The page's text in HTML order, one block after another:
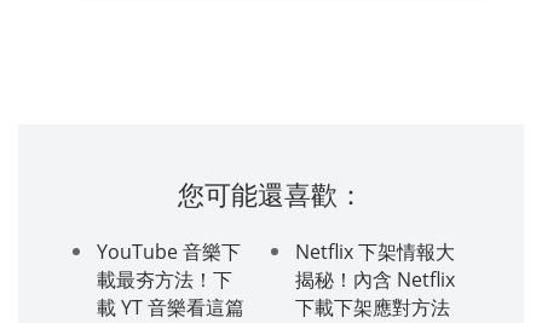
您可能還喜歡：
YouTube 音樂下
載最夯方法！下
載 YT 音樂看這篇
Netflix 下架情報大
揭秘！內含 Netflix
下載下架應對方法